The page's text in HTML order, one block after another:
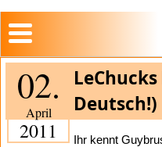
02.
April
2011
Deutsch!)
Ihr kennt